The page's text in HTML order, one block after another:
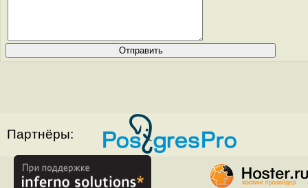
Партнёры: